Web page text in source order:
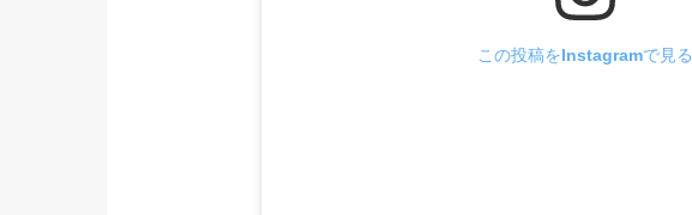
この投稿をInstagramで見る